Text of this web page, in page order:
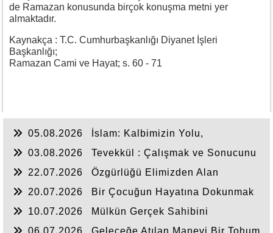
de Ramazan konusunda birçok konuşma metni yer
almaktadır.
Kaynakça : T.C. Cumhurbaşkanlığı Diyanet İşleri
Başkanlığı;
Ramazan Cami ve Hayat; s. 60 - 71
05.08.2026
İslam: Kalbimizin Yolu,
03.08.2026
Tevekkül : Çalışmak ve Sonucunu
22.07.2026
Özgürlüğü Elimizden Alan
20.07.2026
Bir Çocuğun Hayatına Dokunmak
10.07.2026
Mülkün Gerçek Sahibini
06.07.2026
Geleceğe Atılan Manevi Bir Tohum